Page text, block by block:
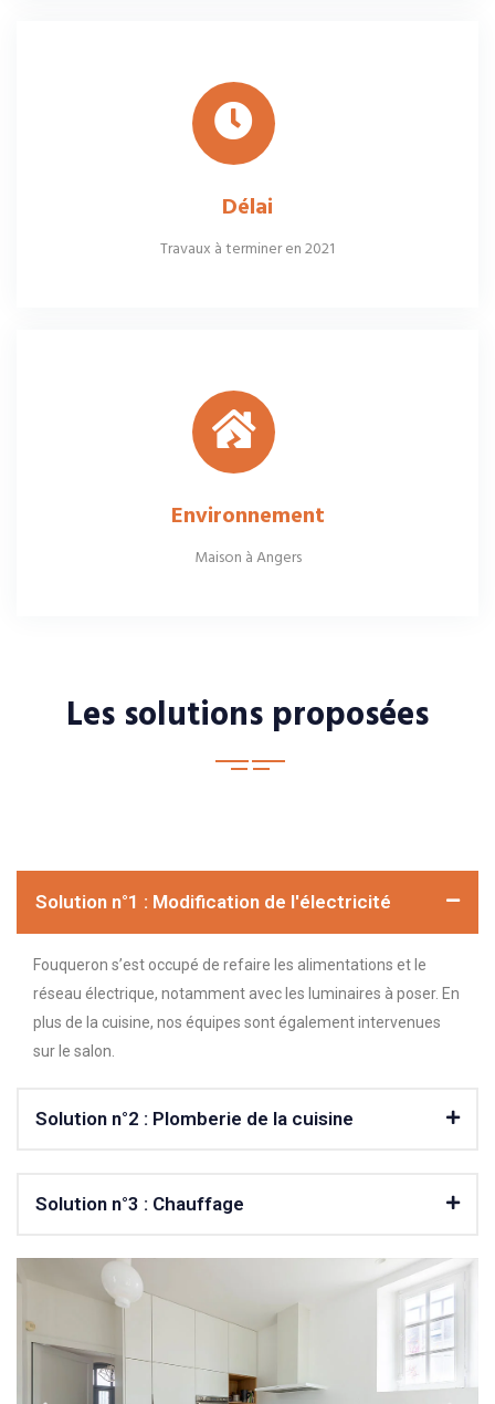
Délai
Travaux à terminer en 2021
Environnement
Maison à Angers
Les solutions proposées
Solution n°1 : Modification de l'électricité
Fouqueron s’est occupé de refaire les alimentations et le
réseau électrique, notamment avec les luminaires à poser. En
plus de la cuisine, nos équipes sont également intervenues
sur le salon.
Solution n°2 : Plomberie de la cuisine
Solution n°3 : Chauffage